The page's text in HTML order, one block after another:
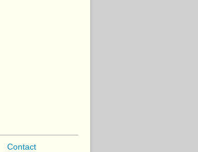
Contact